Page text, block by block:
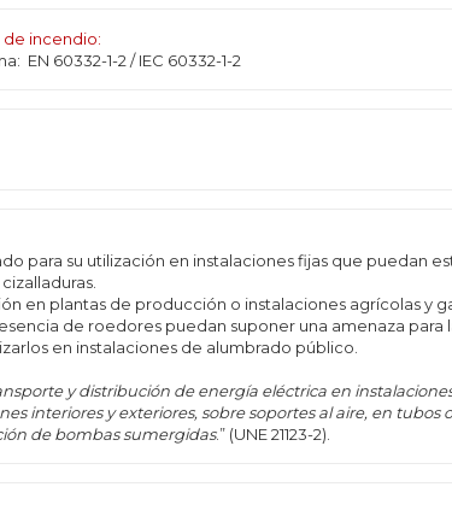
incendio:
EN 60332-1-2 / IEC 60332-1-2
para su utilización en instalaciones fijas que puedan
en plantas de producción o instalaciones agrícolas y
de roedores puedan suponer una amenaza para
en instalaciones de alumbrado público.
y distribución de energía eléctrica en
interiores y exteriores, sobre soportes al aire, en tubos
de bombas sumergidas.” (UNE 21123-2).